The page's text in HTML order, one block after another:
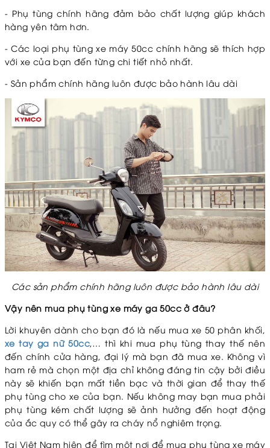
- Phụ tùng chính hãng đảm bảo chất lượng giúp khách
hàng yên tâm hơn.
- Các loại phụ tùng xe máy 50cc chính hãng sẽ thích hợp
với xe của bạn đến từng chi tiết nhỏ nhất.
- Sản phẩm chính hãng luôn được bảo hành lâu dài
Các sản phẩm chính hãng luôn được bảo hành lâu dài
Vậy nên mua phụ tùng xe máy ga 50cc ở đâu?
Lời khuyên dành cho bạn đó là nếu mua xe 50 phân khối,
xe tay ga nữ 50cc,… thì khi mua phụ tùng thay thế nên
đến chính cửa hàng, đại lý mà bạn đã mua xe. Không vì
ham rẻ mà chọn một địa chỉ không đáng tin cậy bởi điều
này sẽ khiến bạn mất tiền bạc và thời gian để thay thế
phụ tùng cho xe của bạn. Nếu không may bạn mua phải
phụ tùng kém chất lượng sẽ ảnh hưởng đến hoạt động
của ắc quy có thể gây ra cháy nổ nghiêm trọng.
Tại Việt Nam hiện để tìm một nơi để mua phụ tùng xe máy